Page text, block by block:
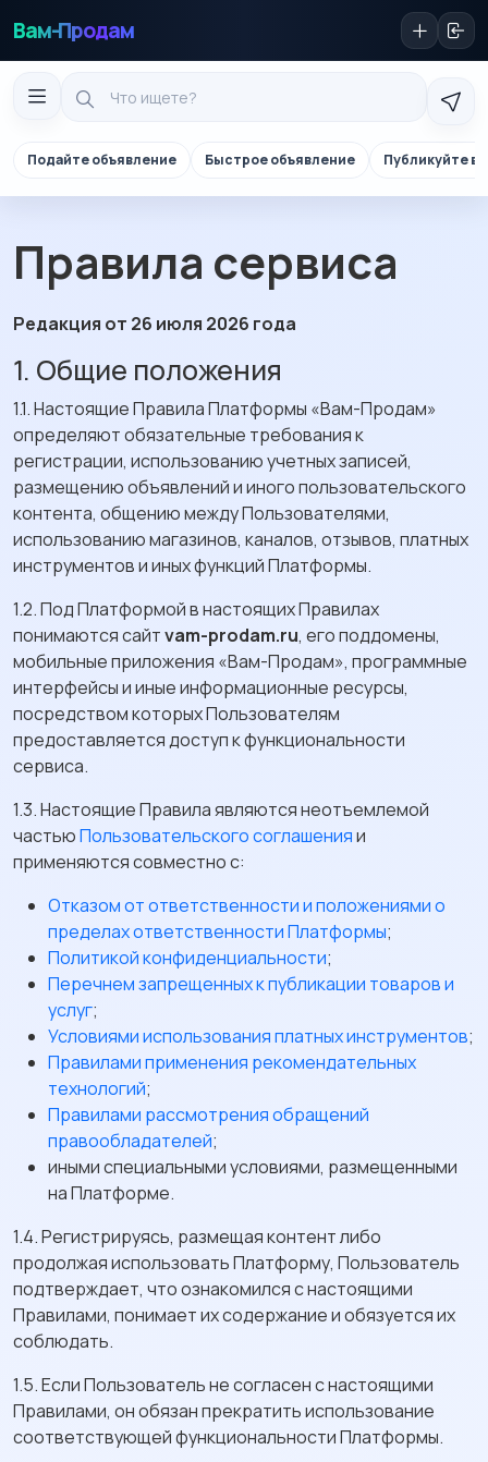
Вам-Продам
Подайте объявление Быстрое объявление Публикуйте в
Правила сервиса
Редакция от 26 июля 2026 года
1. Общие положения
1.1. Настоящие Правила Платформы «Вам-Продам»
определяют обязательные требования к
регистрации, использованию учетных записей,
размещению объявлений и иного пользовательского
контента, общению между Пользователями,
использованию магазинов, каналов, отзывов, платных
инструментов и иных функций Платформы.
1.2. Под Платформой в настоящих Правилах
понимаются сайтvam-prodam.ru, его поддомены,
мобильные приложения «Вам-Продам», программные
интерфейсы и иные информационные ресурсы,
посредством которых Пользователям
предоставляется доступ к функциональности
сервиса.
1.3. Настоящие Правила являются неотъемлемой
частьюПользовательского соглашенияи
применяются совместно с:
Отказом от ответственности и положениями о
пределах ответственности Платформы;
Политикой конфиденциальности;
Перечнем запрещенных к публикации товаров и
услуг;
Условиями использования платных инструментов;
Правилами применения рекомендательных
технологий;
Правилами рассмотрения обращений
правообладателей;
иными специальными условиями, размещенными
на Платформе.
1.4. Регистрируясь, размещая контент либо
продолжая использовать Платформу, Пользователь
подтверждает, что ознакомился с настоящими
Правилами, понимает их содержание и обязуется их
соблюдать.
1.5. Если Пользователь не согласен с настоящими
Правилами, он обязан прекратить использование
соответствующей функциональности Платформы.